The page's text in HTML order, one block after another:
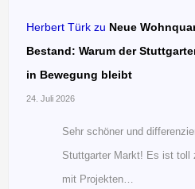
Herbert Türk zu Neue
Bestand: Warum der
in Bewegung bleibt
24. Juli 2026
Sehr schöner und
Stuttgarter Markt! Es ist toll
mit Projekten…